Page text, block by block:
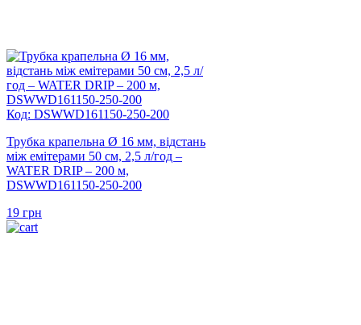
Код: DSWWD161150-250-200
Трубка крапельна Ø 16 мм, відстань
між емітерами 50 см, 2,5 л/год –
WATER DRIP – 200 м,
DSWWD161150-250-200
19 грн